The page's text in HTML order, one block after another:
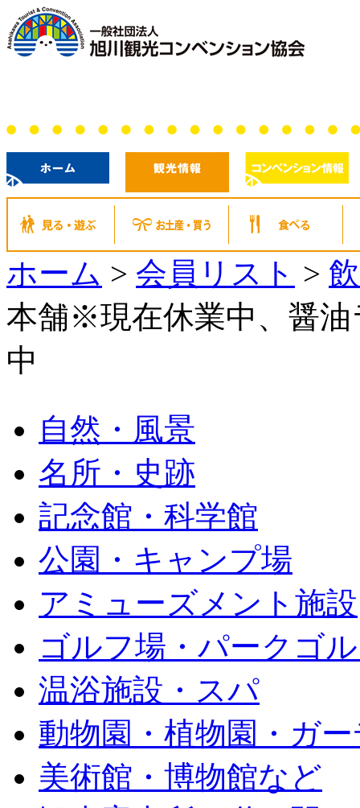
ホーム > 会員リスト >
本舗※現在休業中、醤油
中
自然・風景
名所・史跡
記念館・科学館
公園・キャンプ場
アミューズメント施設
ゴルフ場・パークゴ
温浴施設・スパ
動物園・植物園・ガ
美術館・博物館など